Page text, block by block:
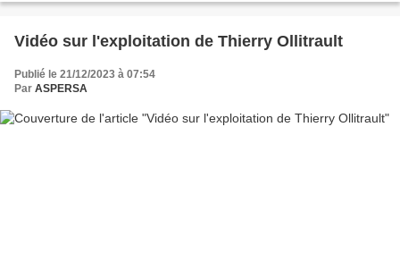
Vidéo sur l'exploitation de Thierry Ollitrault
Publié le 21/12/2023 à 07:54
Par ASPERSA